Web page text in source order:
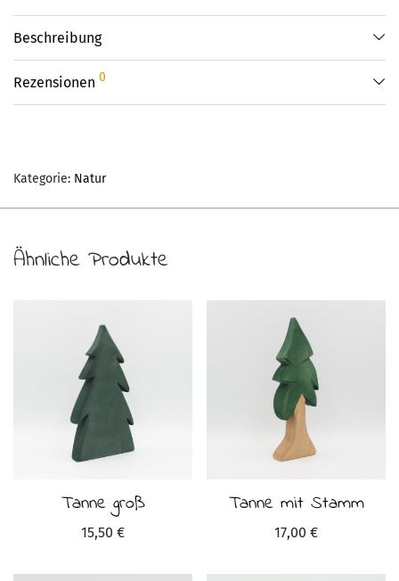
Beschreibung
Rezensionen 0
Kategorie: Natur
Ähnliche Produkte
Tanne groß
15,50 €
Tanne mit Stamm
17,00 €